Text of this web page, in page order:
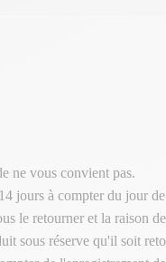
ne vous convient pas.
jours à compter du jour
le retourner et la raison
sous réserve qu'il soit